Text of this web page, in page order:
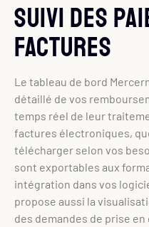
Suivi des
factures
Le tableau de bord
détaillé de vos
temps réel de leur
factures électroniques,
télécharger selon vos
sont exportables aux
intégration dans vos
propose aussi la
des demandes de prise